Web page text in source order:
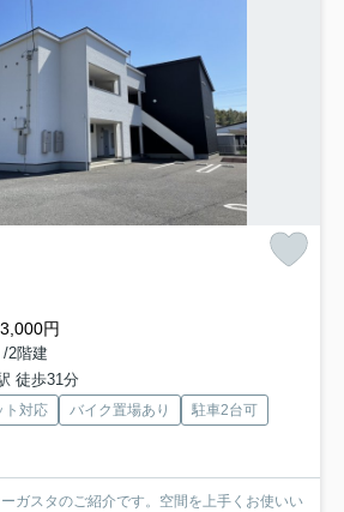
円
2階建
徒歩31分
ト対応 バイク置場あり
駐車2台可
ガスタのご紹介です。空間を上手くお使いい